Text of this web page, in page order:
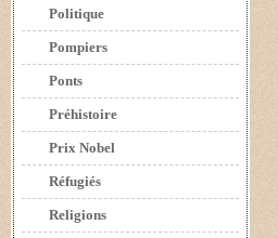
Politique
Pompiers
Ponts
Préhistoire
Prix Nobel
Réfugiés
Religions